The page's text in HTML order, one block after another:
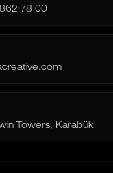
78 00
Towers, Karabük